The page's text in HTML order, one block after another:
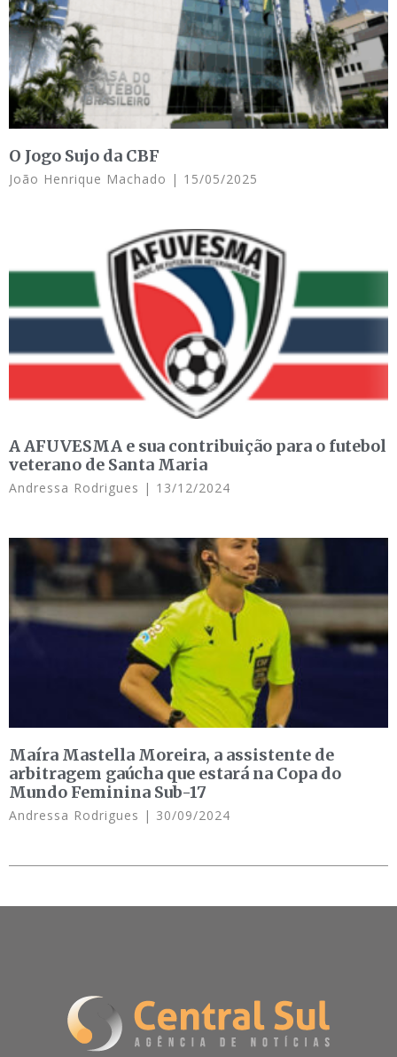
O Jogo Sujo da CBF
João Henrique Machado 15/05/2025
A AFUVESMA e sua contribuição para o futebol
veterano de Santa Maria
Andressa Rodrigues 13/12/2024
Maíra Mastella Moreira, a assistente de
arbitragem gaúcha que estará na Copa do
Mundo Feminina Sub-17
Andressa Rodrigues 30/09/2024